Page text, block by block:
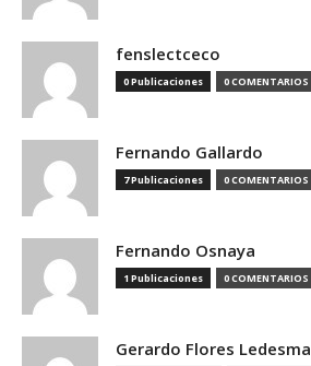
fenslectceco
0 Publicaciones 0 COMENTARIOS
Fernando Gallardo
7 Publicaciones 0 COMENTARIOS
Fernando Osnaya
1 Publicaciones 0 COMENTARIOS
Gerardo Flores Ledesma